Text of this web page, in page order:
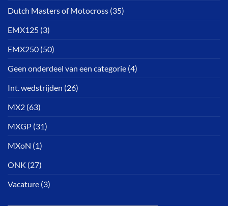
Dutch Masters of Motocross (35)
EMX125 (3)
EMX250 (50)
Geen onderdeel van een categorie (4)
Int. wedstrijden (26)
MX2 (63)
MXGP (31)
MXoN (1)
ONK (27)
Vacature (3)